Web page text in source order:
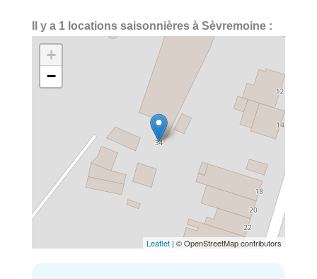
Il y a 1 locations saisonnières à Sèvremoine :
+
−
Leaflet | © OpenStreetMap contributors